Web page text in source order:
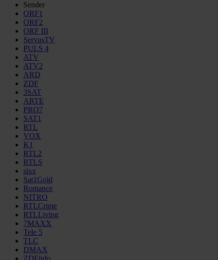
Sender
ORF1
ORF2
ORF III
ServusTV
PULS 4
ATV
ATV2
ARD
ZDF
3SAT
ARTE
PRO7
SAT1
RTL
VOX
K1
RTL2
RTLS
sixx
Sat1Gold
Romance
NITRO
RTLCrime
RTLLiving
7MAXX
Tele 5
TLC
DMAX
ZDFinfo